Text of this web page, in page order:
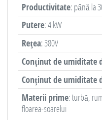
Productivitate: până la
Putere: 4 kW
Reţea: 380V
Conținut de umiditate
Conținut de umiditate
Materii prime: turbă,
floarea-soarelui